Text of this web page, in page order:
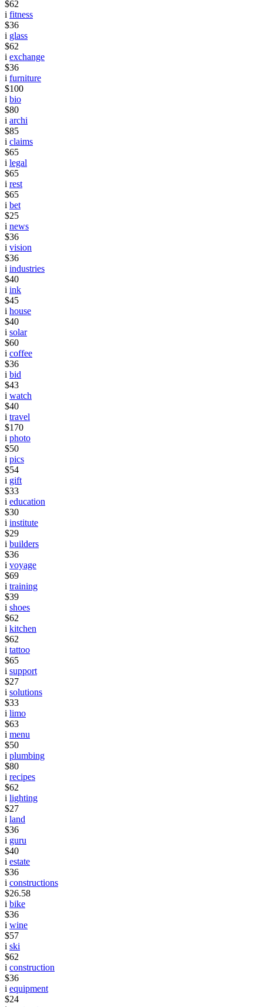
$62
i fitness
$36
i glass
$62
i exchange
$36
i furniture
$100
i bio
$80
i archi
$85
i claims
$65
i legal
$65
i rest
$65
i bet
$25
i news
$36
i vision
$36
i industries
$40
i ink
$45
i house
$40
i solar
$60
i coffee
$36
i bid
$43
i watch
$40
i travel
$170
i photo
$50
i pics
$54
i gift
$33
i education
$30
i institute
$29
i builders
$36
i voyage
$69
i training
$39
i shoes
$62
i kitchen
$62
i tattoo
$65
i support
$27
i solutions
$33
i limo
$63
i menu
$50
i plumbing
$80
i recipes
$62
i lighting
$27
i land
$36
i guru
$40
i estate
$36
i constructions
$26.58
i bike
$36
i wine
$57
i ski
$62
i construction
$36
i equipment
$24